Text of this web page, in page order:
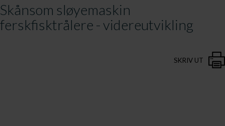
Skånsom sløyemaskin
ferskfisktrålere - videreutvikling
SKRIV UT